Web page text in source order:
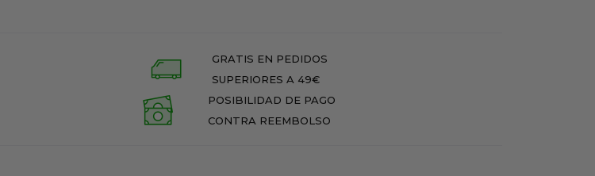
GRATIS EN PEDIDOS
SUPERIORES A 49€
POSIBILIDAD DE PAGO
CONTRA REEMBOLSO